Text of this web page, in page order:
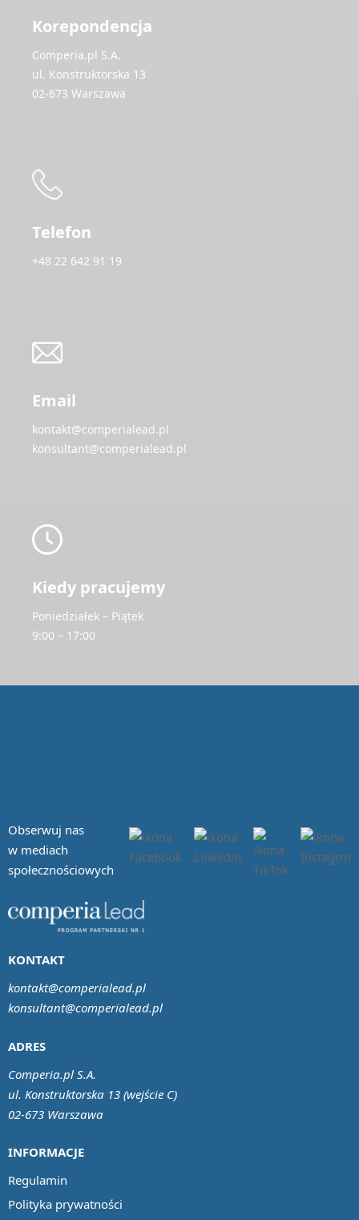
Korepondencja
Comperia.pl S.A.
ul. Konstruktorska 13
02-673 Warszawa
Telefon
+48 22 642 91 19
Email
kontakt@comperialead.pl
konsultant@comperialead.pl
Kiedy pracujemy
Poniedziałek – Piątek
9:00 – 17:00
Obserwuj nas
w mediach
społecznościowych
INFORMACJE
Regulamin
Polityka prywatności
ADRES
Comperia.pl S.A.
ul. Konstruktorska 13 (wejście C)
02-673 Warszawa
KONTAKT
kontakt@comperialead.pl
konsultant@comperialead.pl